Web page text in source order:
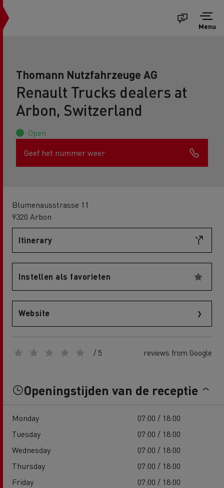
Menu
Thomann Nutzfahrzeuge AG
Renault Trucks dealers at
Arbon, Switzerland
Open
Geef het nummer weer
Blumenausstrasse 11
9320 Arbon
Itinerary
Instellen als favorieten
Website
/ 5 reviews from Google
Openingstijden van de receptie
Monday
07:00 / 18:00
Tuesday
07:00 / 18:00
Wednesday
07:00 / 18:00
Thursday
07:00 / 18:00
Friday
07:00 / 18:00